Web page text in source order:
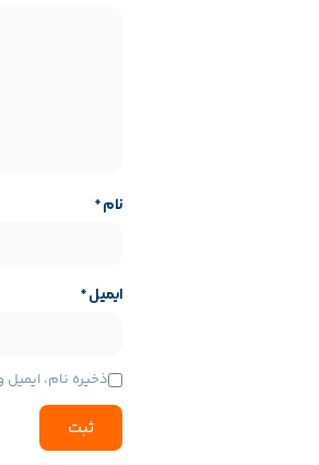
نام*
ایمیل*
ذخیره نام،